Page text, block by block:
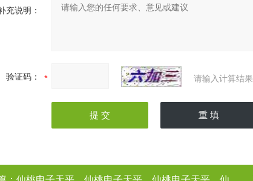
充说明：
验证码： 请输入计算结